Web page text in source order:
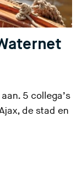
5 collega’s
de stad en